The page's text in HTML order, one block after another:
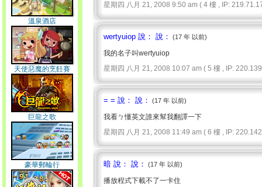
溫泉酒店
天使惡魔的烹飪賽
巨龍之歌
豪華郵輪行
星期四 八月 21, 2008 9:50 am ( 4 樓 , IP:
wertyuiop 說： 說： (17 年 以前)
我的名子叫wertyuiop
星期四 八月 21, 2008 10:07 am ( 5 樓 , IP:
= = 說： 說： (17 年 以前)
我看ㄅ懂英文誰來幫我翻譯一下
星期四 八月 21, 2008 11:49 am ( 6 樓 , IP:
暗 說： 說： (17 年 以前)
播放程式下載不了一卡住